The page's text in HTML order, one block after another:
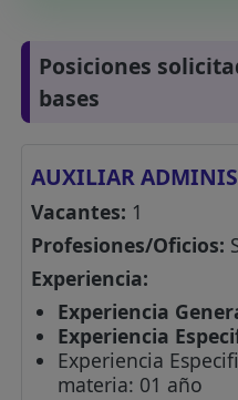
Posiciones
bases
AUXILIAR
Vacantes: 1
Profesiones/Oficios:
Experiencia:
Experiencia
Experiencia
Experiencia
materia: 01 año